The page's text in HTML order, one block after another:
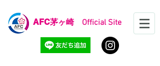
AFC茅ヶ崎 Official Site